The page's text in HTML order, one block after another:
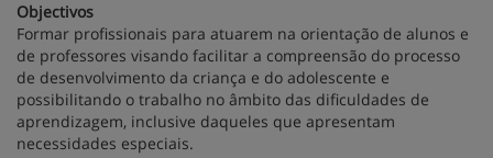
Objectivos
Formar profissionais para atuarem na orientação de alunos e
de professores visando facilitar a compreensão do processo
de desenvolvimento da criança e do adolescente e
possibilitando o trabalho no âmbito das dificuldades de
aprendizagem, inclusive daqueles que apresentam
necessidades especiais.